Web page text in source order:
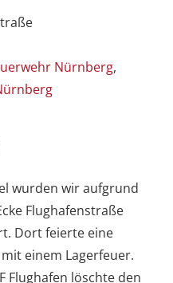
Nürnberg,
wurden wir aufgrund
Flughafenstraße
Dort feierte eine
einem Lagerfeuer.
Flughafen löschte den